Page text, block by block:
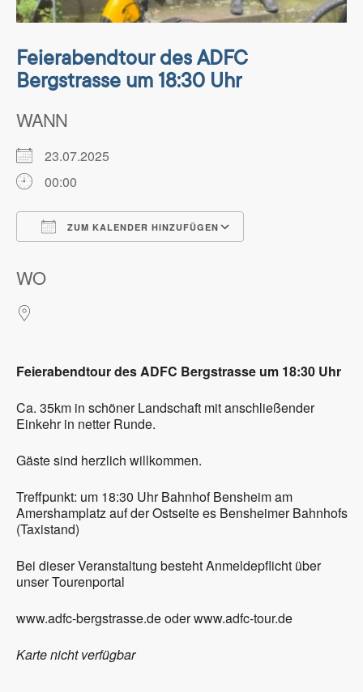
Feierabendtour des ADFC
Bergstrasse um 18:30 Uhr
WANN
23.07.2025
00:00
ZUM KALENDER HINZUFÜGEN
WO
Feierabendtour des ADFC Bergstrasse um 18:30 Uhr
Ca. 35km in schöner Landschaft mit anschließender
Einkehr in netter Runde.
Gäste sind herzlich willkommen.
Treffpunkt: um 18:30 Uhr Bahnhof Bensheim am
Amershamplatz auf der Ostseite es Bensheimer Bahnhofs
(Taxistand)
Bei dieser Veranstaltung besteht Anmeldepflicht über
unser Tourenportal
www.adfc-bergstrasse.de oder www.adfc-tour.de
Karte nicht verfügbar